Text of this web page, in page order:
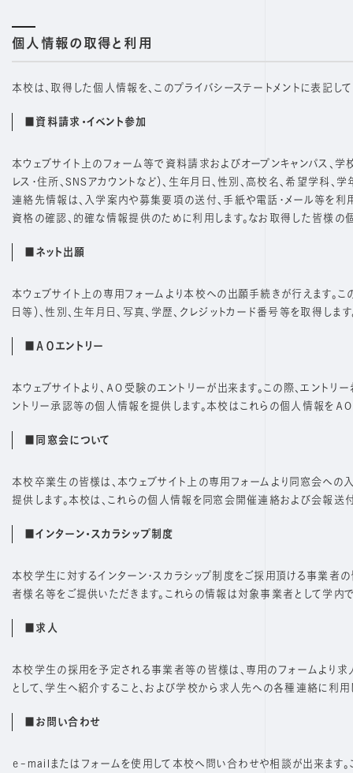
個人情報の取得と利用
本校は、取得した個人情報を、このプライバシーステートメントに表記
■資料請求・イベント参加
本ウェブサイト上のフォーム等で資料請求およびオープンキャンパス、
レス・住所、SNSアカウントなど）、生年月日、性別、高校名、希望学科
連絡先情報は、入学案内や募集要項の送付、手紙や電話・メール等を利
資格の確認、的確な情報提供のために利用します。なお取得した皆様
■ネット出願
本ウェブサイト上の専用フォームより本校への出願手続きが行えます。
日等）、性別、生年月日、写真、学歴、クレジットカード番号等を取得し
■ＡＯエントリー
本ウェブサイトより、ＡＯ受験のエントリーが出来ます。この際、エント
ントリー承認等の個人情報を提供します。本校はこれらの個人情報をＡ
■同窓会について
本校卒業生の皆様は、本ウェブサイト上の専用フォームより同窓会への
提供します。本校は、これらの個人情報を同窓会開催連絡および会報送
■インターン・スカラシップ制度
本校学生に対するインターン・スカラシップ制度をご採用頂ける事業者
者様名等をご提供いただきます。これらの情報は対象事業者として学内
■求人
本校学生の採用を予定される事業者等の皆様は、専用のフォームより
として、学生へ紹介すること、および学校から求人先への各種連絡に利用
■お問い合わせ
ｅ-mailまたはフォームを使用して本校へ問い合わせや相談が出来ます